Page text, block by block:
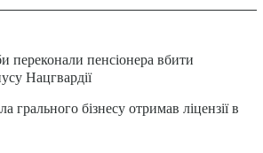
переконали пенсіонера вбити
Нацгвардії
грального бізнесу отримав ліцензії в